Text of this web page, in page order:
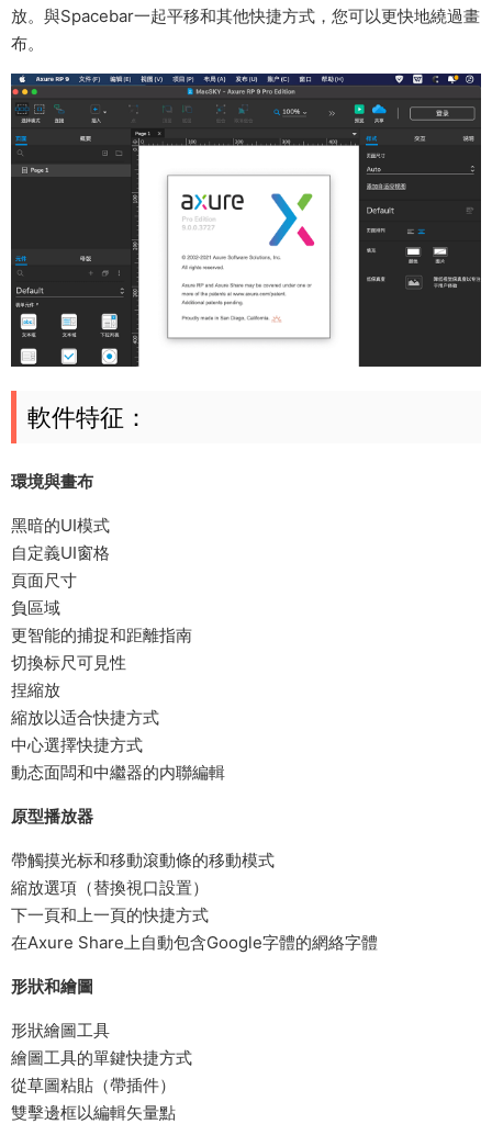
放。與Spacebar一起平移和其他快捷方式，您可以更快地繞過畫
布。
軟件特征：
環境與畫布
黑暗的UI模式
自定義UI窗格
頁面尺寸
負區域
更智能的捕捉和距離指南
切換标尺可見性
捏縮放
縮放以适合快捷方式
中心選擇快捷方式
動态面闆和中繼器的内聯編輯
原型播放器
帶觸摸光标和移動滾動條的移動模式
縮放選項（替換視口設置）
下一頁和上一頁的快捷方式
在Axure Share上自動包含Google字體的網絡字體
形狀和繪圖
形狀繪圖工具
繪圖工具的單鍵快捷方式
從草圖粘貼（帶插件）
雙擊邊框以編輯矢量點